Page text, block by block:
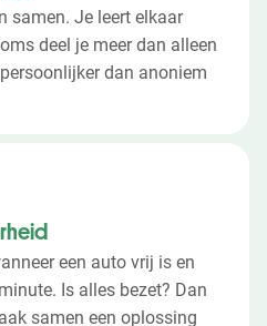
samen. Je leert elkaar
deel je meer dan alleen
dan anoniem
een auto vrij is en
Is alles bezet? Dan
samen een oplossing